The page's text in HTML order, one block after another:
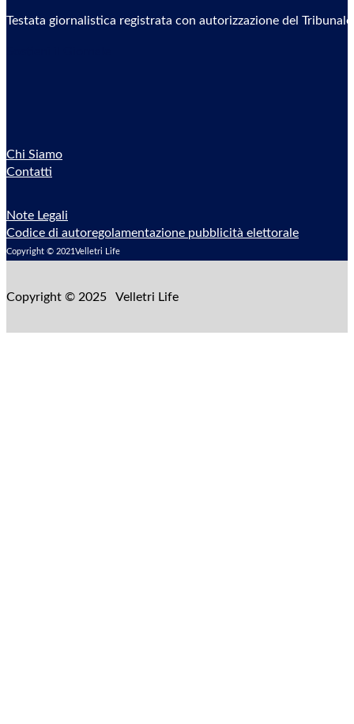
Testata giornalistica registrata con autorizzazione del
Chi Siamo
Contatti
Note Legali
Codice di autoregolamentazione pubblicità elettorale
Copyright © 2021Velletri Life
Copyright © 2025 Velletri Life